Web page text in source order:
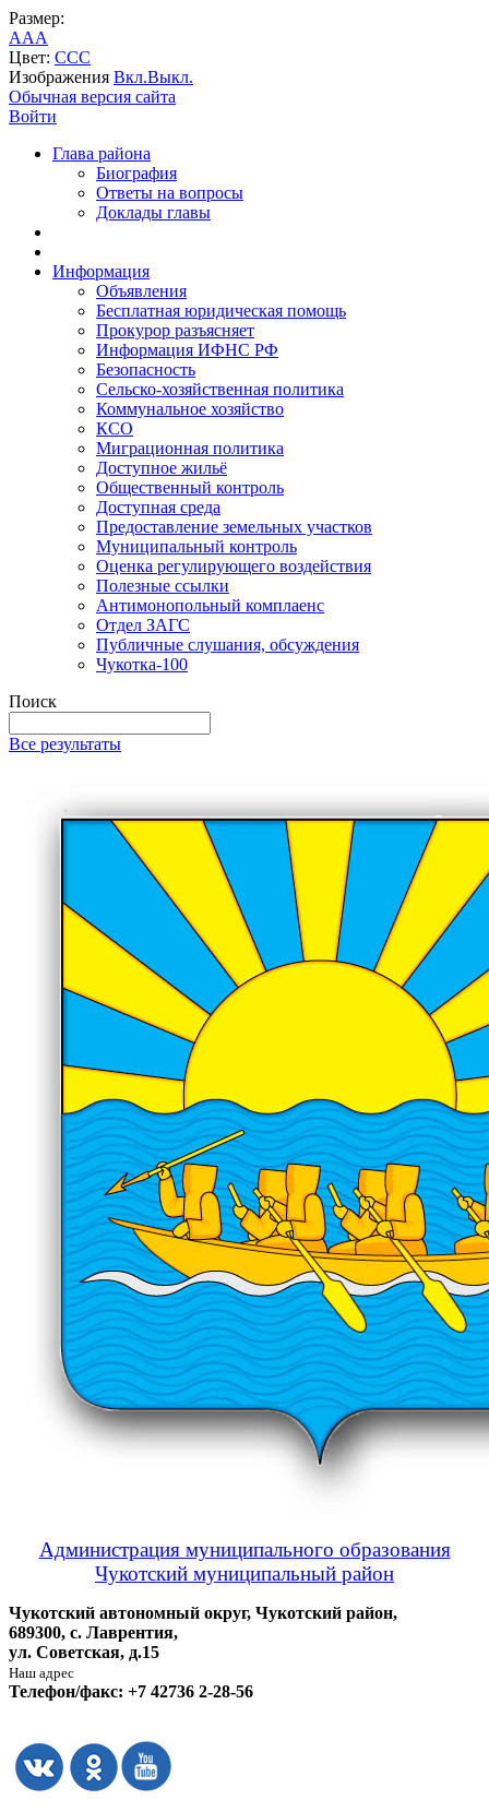
Размер:
AAA
Цвет: CCC
Изображения Вкл.Выкл.
Обычная версия сайта
Войти
Глава района
Биография
Ответы на вопросы
Доклады главы
Информация
Объявления
Бесплатная юридическая помощь
Прокурор разъясняет
Информация ИФНС РФ
Безопасность
Сельско-хозяйственная политика
Коммунальное хозяйство
КСО
Миграционная политика
Доступное жильё
Общественный контроль
Доступная среда
Предоставление земельных участков
Муниципальный контроль
Оценка регулирующего воздействия
Полезные ссылки
Антимонопольный комплаенс
Отдел ЗАГС
Публичные слушания, обсуждения
Чукотка-100
Поиск
Все результаты
Администрация муниципального образования
Чукотский муниципальный район
Чукотский автономный округ, Чукотский район,
689300, с. Лаврентия,
ул. Советская, д.15
Наш адрес
Телефон/факс: +7 42736 2-28-56